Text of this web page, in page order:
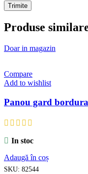
Produse
Doar in magazin
Compare
Add to wishlist
Panou gard
In stoc
Adaugă în coș
SKU: 82544